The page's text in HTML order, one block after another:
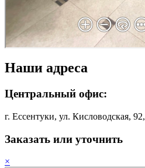
Наши адреса
Центральный офис:
г. Ессентуки, ул. Кисловодская, 92,
Заказать или уточнить
×